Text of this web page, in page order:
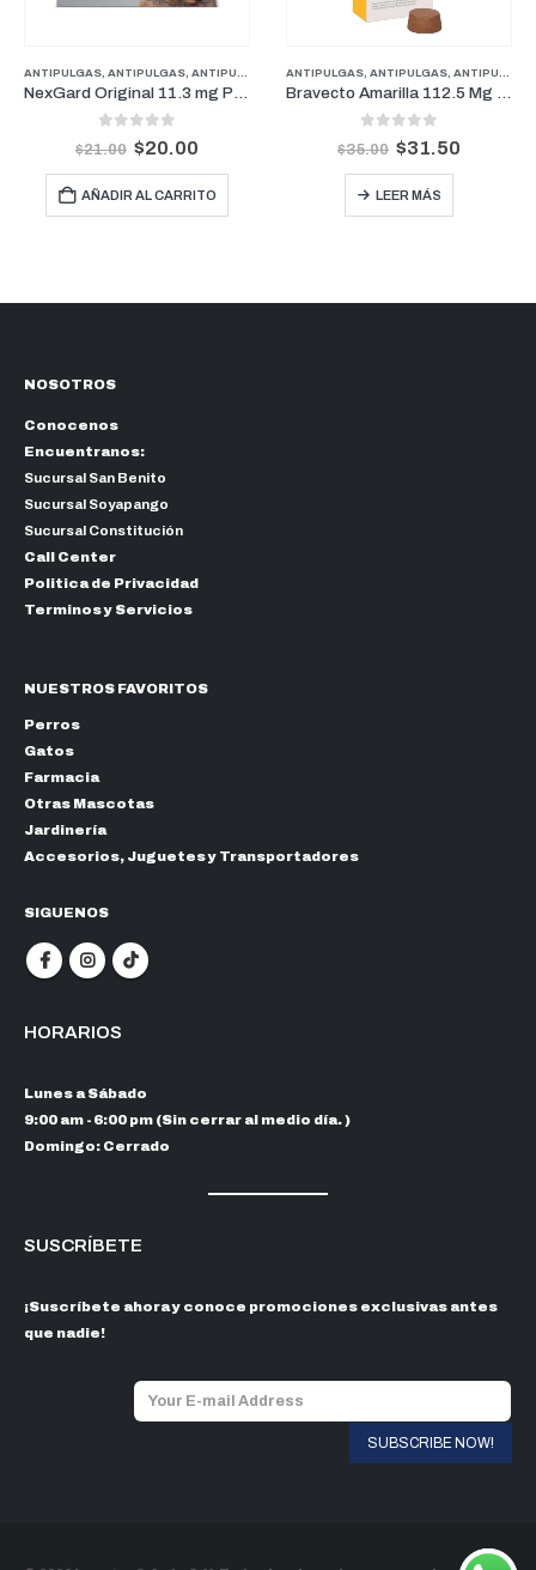
PUPPYANTIPULGAS ANTIPULGAS ANTIPULGAS PERROS PESOS PEQUEÑOS ,FARMACIA
NexGard Original 11.3 mg Perros De 2 kg a 4 kg (1 Mes)
out of 5
$21.00 $20.00
AÑADIR AL CARRITO
ANTIPULGAS ANTIPULGAS ANTIPULGAS PERROS PESOS PEQUEÑOS
Bravecto Amarilla 112.5 Mg Perros para peso entre 2-4.5Kg (3 Meses)
out of 5
$35.00 $31.50
LEER MÁS
NOSOTROS
Conocenos
Encuentranos:
Sucursal San Benito
Sucursal Soyapango
Sucursal Constitución
Call Center
Politica de Privacidad
Terminos y Servicios
NUESTROS FAVORITOS
Perros
Gatos
Farmacia
Otras Mascotas
Jardinería
Accesorios, Juguetes y Transportadores
SIGUENOS
HORARIOS
Lunes a Sábado
9:00 am - 6:00 pm (Sin cerrar al medio día. )
Domingo: Cerrado
SUSCRÍBETE
¡Suscríbete ahora y conoce promociones exclusivas antes
que nadie!